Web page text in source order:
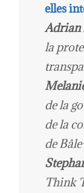
elles
Adrian
la
de la
de la
de
Think